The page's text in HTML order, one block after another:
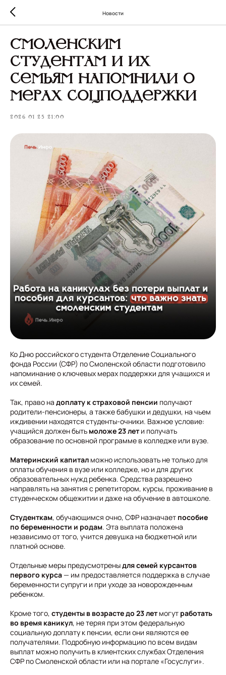
Новости
Смоленским
студентам и их
семьям напомнили о
мерах соцподдержки
2026-01-25 21:00
Ко Дню российского студента Отделение Социального
фонда России (СФР) по Смоленской области подготовило
напоминание о ключевых мерах поддержки для учащихся и
их семей.
Так, право на доплату к страховой пенсии получают
родители-пенсионеры, а также бабушки и дедушки, на чьем
иждивении находятся студенты-очники. Важное условие:
учащийся должен быть моложе 23 лет и получать
образование по основной программе в колледже или вузе.
Материнский капитал можно использовать не только для
оплаты обучения в вузе или колледже, но и для других
образовательных нужд ребенка. Средства разрешено
направлять на занятия с репетитором, курсы, проживание в
студенческом общежитии и даже на обучение в автошколе.
Студенткам, обучающимся очно, СФР назначает пособие
по беременности и родам. Эта выплата положена
независимо от того, учится девушка на бюджетной или
платной основе.
Отдельные меры предусмотреныдля семей курсантов
первого курса— им предоставляется поддержка в случае
беременности супруги и при уходе за новорожденным
ребенком.
Кроме того, студенты в возрасте до 23 лет могут работать
во время каникул, не теряя при этом федеральную
социальную доплату к пенсии, если они являются ее
получателями. Подробную информацию по всем видам
выплат можно получить в клиентских службах Отделения
СФР по Смоленской области или на портале «Госуслуги».